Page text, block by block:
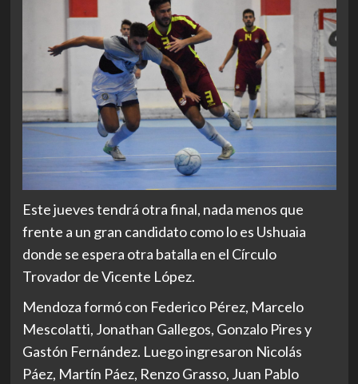
Este jueves tendrá otra final, nada menos que
frente a un gran candidato como lo es Ushuaia
donde se espera otra batalla en el Círculo
Trovador de Vicente López.
Mendoza formó con Federico Pérez, Marcelo
Mescolatti, Jonathan Gallegos, Gonzalo Pires y
Gastón Fernández. Luego ingresaron Nicolás
Páez, Martín Páez, Renzo Grasso, Juan Pablo